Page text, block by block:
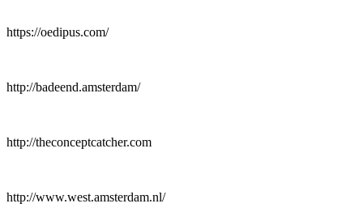
https://oedipus.com/
http://badeend.amsterdam/
http://theconceptcatcher.com
http://www.west.amsterdam.nl/